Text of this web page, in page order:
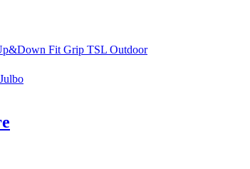
Fit Grip TSL Outdoor